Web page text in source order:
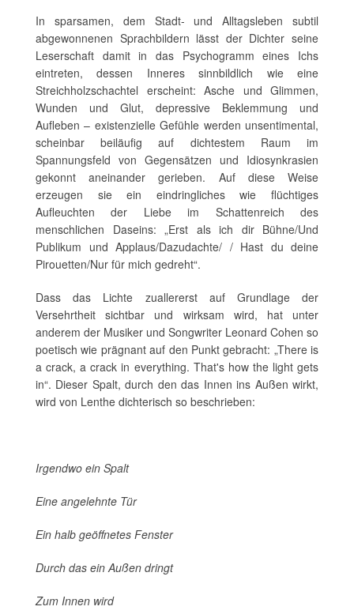
In sparsamen, dem Stadt- und Alltagsleben subtil
abgewonnenen Sprachbildern lässt der Dichter seine
Leserschaft damit in das Psychogramm eines Ichs
eintreten, dessen Inneres sinnbildlich wie eine
Streichholzschachtel erscheint: Asche und Glimmen,
Wunden und Glut, depressive Beklemmung und
Aufleben – existenzielle Gefühle werden unsentimental,
scheinbar beiläufig auf dichtestem Raum im
Spannungsfeld von Gegensätzen und Idiosynkrasien
gekonnt aneinander gerieben. Auf diese Weise
erzeugen sie ein eindringliches wie flüchtiges
Aufleuchten der Liebe im Schattenreich des
menschlichen Daseins: „Erst als ich dir Bühne/Und
Publikum und Applaus/Dazudachte/ / Hast du deine
Pirouetten/Nur für mich gedreht“.
Dass das Lichte zuallererst auf Grundlage der
Versehrtheit sichtbar und wirksam wird, hat unter
anderem der Musiker und Songwriter Leonard Cohen so
poetisch wie prägnant auf den Punkt gebracht: „There is
a crack, a crack in everything. That's how the light gets
in“. Dieser Spalt, durch den das Innen ins Außen wirkt,
wird von Lenthe dichterisch so beschrieben:
Irgendwo ein Spalt
Eine angelehnte Tür
Ein halb geöffnetes Fenster
Durch das ein Außen dringt
Zum Innen wird